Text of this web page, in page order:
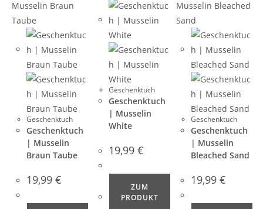
Geschenktuch
Geschenktuch
| Musselin
Braun Taube
19,99 €
Geschenktuch
Geschenktuch
| Musselin
White
19,99€
ZUM
PRODUKT
Geschenktuch
Geschenktuch
| Musselin
Bleached Sand
19,99€